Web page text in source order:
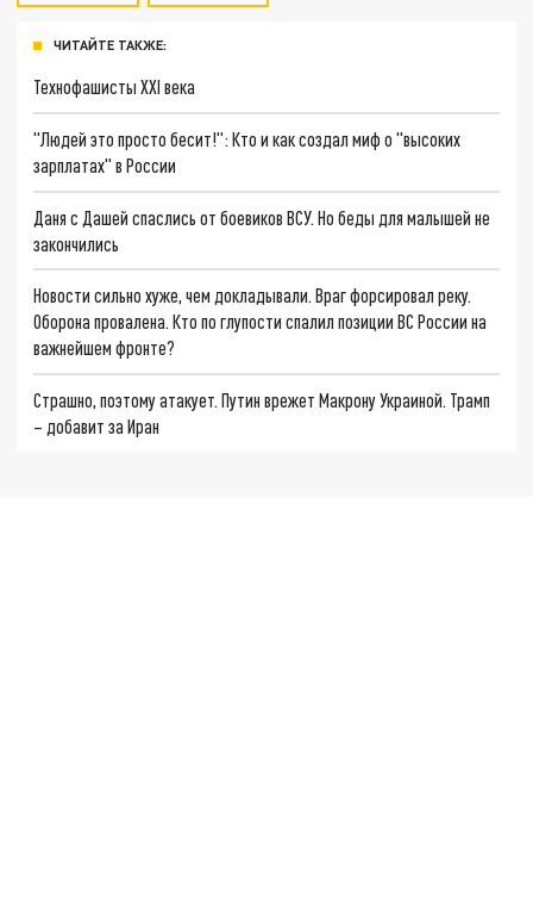
ЧИТАЙТЕ ТАКЖЕ:
Технофашисты XXI века
"Людей это просто бесит!": Кто и как создал миф о "высоких
зарплатах" в России
Даня с Дашей спаслись от боевиков ВСУ. Но беды для малышей не
закончились
Новости сильно хуже, чем докладывали. Враг форсировал реку.
Оборона провалена. Кто по глупости спалил позиции ВС России на
важнейшем фронте?
Страшно, поэтому атакует. Путин врежет Макрону Украиной. Трамп
– добавит за Иран